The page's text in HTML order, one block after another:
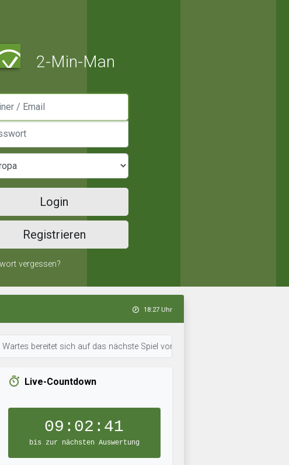
2-Min-Man
Login
Registrieren
vergessen?
18:27 Uhr
sich auf das nächste Spiel vor. • 18:23 Uhr: Gosu Nankatsu hat
Live-Countdown
09:02:40
bis zur nächsten Auswertung